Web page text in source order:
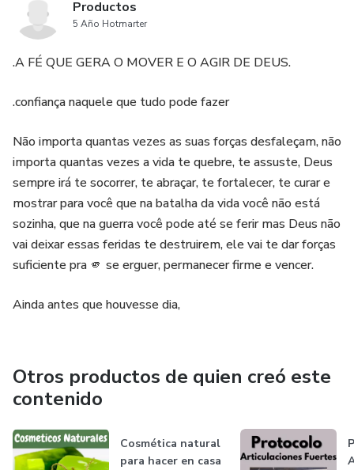
Productos
5 Año Hotmarter
.A FÉ QUE GERA O MOVER E O AGIR DE DEUS.
.confiança naquele que tudo pode fazer
Não importa quantas vezes as suas forças desfaleçam, não
importa quantas vezes a vida te quebre, te assuste, Deus
sempre irá te socorrer, te abraçar, te fortalecer, te curar e
mostrar para você que na batalha da vida você não está
sozinha, que na guerra você pode até se ferir mas Deus não
vai deixar essas feridas te destruirem, ele vai te dar forças
suficiente pra 🫵 se erguer, permanecer firme e vencer.
Ainda antes que houvesse dia,
Otros productos de quien creó este
contenido
Cosmética natural
para hacer en casa